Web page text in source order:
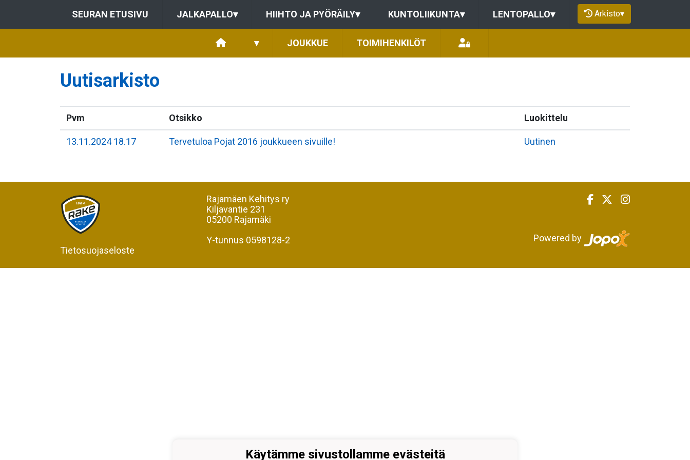
SEURAN ETUSIVU JALKAPALLO▾ HIIHTO JA PYÖRÄILY▾ KUNTOLIIKUNTA▾ LENTOPALLO▾ Arkisto▾
▾ JOUKKUE TOIMIHENKILÖT
Uutisarkisto
Pvm Otsikko Luokittelu
13.11.2024 18.17 Tervetuloa Pojat 2016 joukkueen sivuille! Uutinen
Tietosuojaseloste
Rajamäen Kehitys ry
Kiljavantie 231
05200 Rajamäki
Y-tunnus 0598128-2
Powered by
Käytämme sivustollamme evästeitä